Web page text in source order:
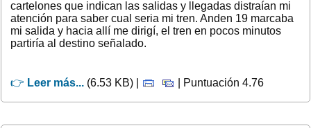
cartelones que indican las salidas y llegadas distraían mi
atención para saber cual seria mi tren. Anden 19 marcaba
mi salida y hacia allí me dirigí, el tren en pocos minutos
partiría al destino señalado.
👉 Leer más... (6.53 KB) | | Puntuación 4.76